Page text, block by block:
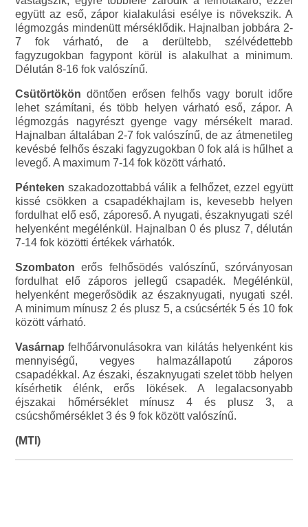
együtt az eső, zápor kialakulási esélye is növekszik. A
légmozgás mindenütt mérséklődik. Hajnalban jobbára 2-
7 fok várható, de a derültebb, szélvédettebb
fagyzugokban fagypont körül is alakulhat a minimum.
Délután 8-16 fok valószínű.
Csütörtökön döntően erősen felhős vagy borult időre
lehet számítani, és több helyen várható eső, zápor. A
légmozgás nagyrészt gyenge vagy mérsékelt marad.
Hajnalban általában 2-7 fok valószínű, de az átmenetileg
kevésbé felhős északi fagyzugokban 0 fok alá is hűlhet a
levegő. A maximum 7-14 fok között várható.
Pénteken szakadozottabbá válik a felhőzet, ezzel együtt
kissé csökken a csapadékhajlam is, kevesebb helyen
fordulhat elő eső, záporeső. A nyugati, északnyugati szél
helyenként megélénkül. Hajnalban 0 és plusz 7, délután
7-14 fok közötti értékek várhatók.
Szombaton erős felhősödés valószínű, szórványosan
fordulhat elő záporos jellegű csapadék. Megélénkül,
helyenként megerősödik az északnyugati, nyugati szél.
A minimum mínusz 2 és plusz 5, a csúcsérték 5 és 10 fok
között várható.
Vasárnap felhőárvonulásokra van kilátás helyenként kis
mennyiségű, vegyes halmazállapotú záporos
csapadékkal. Az északi, északnyugati szelet több helyen
kísérhetik élénk, erős lökések. A legalacsonyabb
éjszakai hőmérséklet mínusz 4 és plusz 3, a
csúcshőmérséklet 3 és 9 fok között valószínű.
(MTI)